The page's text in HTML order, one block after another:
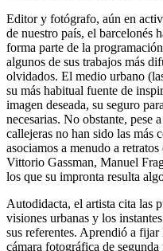
Editor y fotógrafo, aún en
de nuestro país, el barcelonés
forma parte de la
algunos de sus trabajos más
olvidados. El medio urbano
su más habitual fuente de
imagen deseada, su seguro
necesarias. No obstante, pese
callejeras no han sido las más
asociamos a menudo a
Vittorio Gassman, Manuel
los que su impronta resulta
Autodidacta, el artista cita las
visiones urbanas y los
sus referentes. Aprendió a
cámara fotográfica de